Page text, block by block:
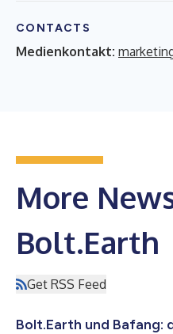
CONTACTS
Medienkontakt:
More
Bolt.Earth
Get RSS Feed
Bolt.Earth und Bafang: